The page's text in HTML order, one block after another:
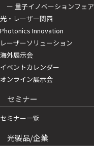
ー 量子イノベーションフェア
光・レーザー関西
Photonics Innovation
レーザーソリューション
海外展示会
イベントカレンダー
オンライン展示会
セミナー
セミナー一覧
光製品/企業